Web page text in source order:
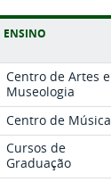
ENSINO
Centro de Artes e
Museologia
Centro de Música
Cursos de
Graduação